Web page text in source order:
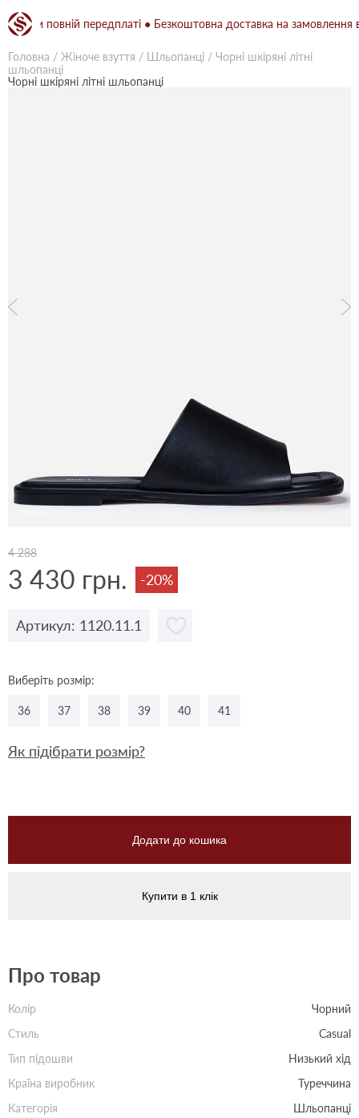
повній передплаті ● Безкоштовна доставка на замовлення
Головна / Жіноче взуття / Шльопанці / Чорні шкіряні літні
шльопанці
Чорні шкіряні літні шльопанці
4 288
3 430 грн. -20%
Артикул: 1120.11.1
Виберіть розмір:
36 37 38 39 40 41
Як підібрати розмір?
Додати до кошика
Купити в 1 клік
Про товар
Колір
Чорний
Стиль
Casual
Тип підошви
Низький хід
Країна виробник
Туреччина
Категорія
Шльопанці